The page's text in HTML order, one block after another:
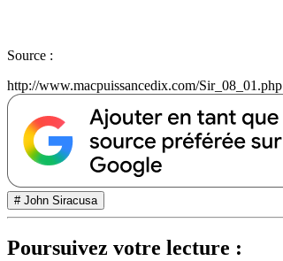
Source :
http://www.macpuissancedix.com/Sir_08_01.php
# John Siracusa
Poursuivez votre lecture :